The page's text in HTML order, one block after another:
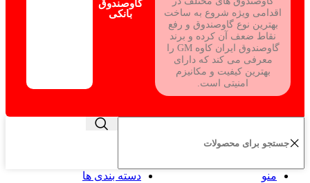
اقدامی ویژه شروع به ساخت
بهترین نوع گاوصندوق و رفع
نقاط ضعف آن کرده و برند
گاوصندوق ایران کاوه GM را
معرفی می کند که دارای
بهترین کیفیت و مکانیزم
امنیتی است.
گاوصندوق
بانکی
منو دسته بندی ها